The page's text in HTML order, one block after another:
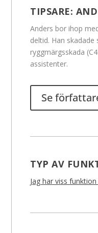
TIPSARE:
Anders bor ihop
deltid. Han
ryggmärgsskada
assistenter.
Se
TYP AV
Jag har viss